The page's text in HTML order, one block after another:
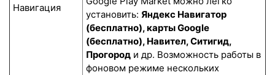
Навигация
установить: Яндекс Навигатор
(бесплатно), карты Google
(бесплатно), Навител, Ситигид,
Прогород и др. Возможность работы в
фоновом режиме нескольких